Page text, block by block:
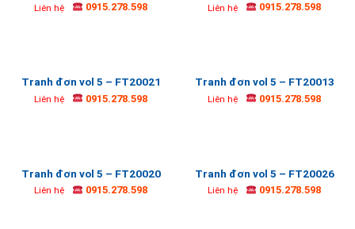
Liên hệ 0915.278.598 Liên hệ 0915.278.598
Tranh đơn vol 5 – FT20021
Liên hệ 0915.278.598
Tranh đơn vol 5 – FT20013
Liên hệ 0915.278.598
Tranh đơn vol 5 – FT20020
Liên hệ 0915.278.598
Tranh đơn vol 5 – FT20026
Liên hệ 0915.278.598